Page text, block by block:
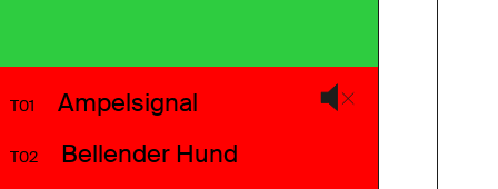
T01 Ampelsignal
T02 Bellender Hund